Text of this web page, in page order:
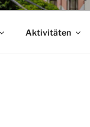
Aktivitäten